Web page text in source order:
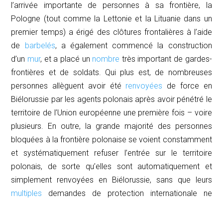
l’arrivée importante de personnes à sa frontière, la
Pologne (tout comme la Lettonie et la Lituanie dans un
premier temps) a érigé des clôtures frontalières à l’aide
de
barbelés, a également commencé la construction
d’un mur, et a placé un nombre très important de gardes-
frontières et de soldats. Qui plus est, de nombreuses
personnes allèguent avoir été renvoyées de force en
Biélorussie par les agents polonais après avoir pénétré le
territoire de l’Union européenne une première fois – voire
plusieurs. En outre, la grande majorité des personnes
bloquées à la frontière polonaise se voient constamment
et systématiquement refuser l’entrée sur le territoire
polonais, de sorte qu’elles sont automatiquement et
simplement renvoyées en Biélorussie, sans que leurs
multiples demandes de protection internationale ne